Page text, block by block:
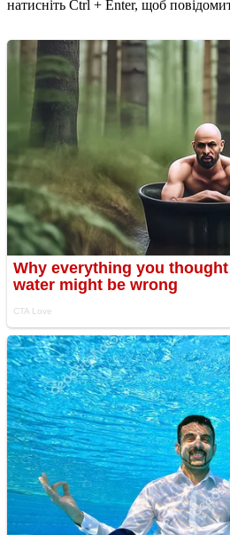
натисніть Ctrl + Enter, щоб